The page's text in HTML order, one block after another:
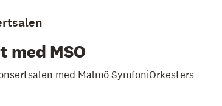
MSO
med Malmö SymfoniOrkesters